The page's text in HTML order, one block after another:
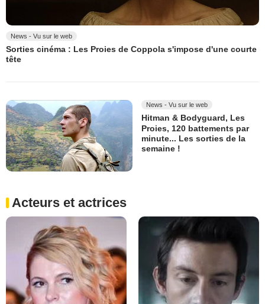
News - Vu sur le web
Sorties cinéma : Les Proies de Coppola s'impose d'une courte
tête
News - Vu sur le web
Hitman & Bodyguard, Les
Proies, 120 battements par
minute... Les sorties de la
semaine !
Acteurs et actrices